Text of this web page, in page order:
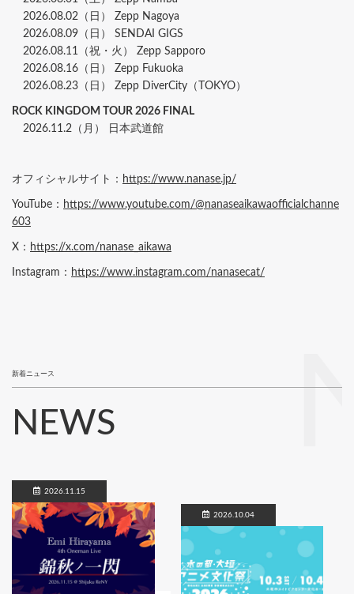
2026.08.02（日） Zepp Nagoya
2026.08.09（日） SENDAI GIGS
2026.08.11（祝・火） Zepp Sapporo
2026.08.16（日） Zepp Fukuoka
2026.08.23（日） Zepp DiverCity（TOKYO）
ROCK KINGDOM TOUR 2026 FINAL
2026.11.2（月） 日本武道館
オフィシャルサイト： https://www.nanase.jp/
YouTube： https://www.youtube.com/@nanaseaikawaofficialchanne
603
X： https://x.com/nanase_aikawa
Instagram： https://www.instagram.com/nanasecat/
新着ニュース
NEWS
2026.11.15
2026.10.04